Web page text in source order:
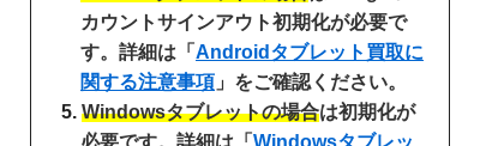
カウントサインアウト初期化が必要で
す。詳細は「 Androidタブレット買取に
関する注意事項 」をご確認ください。
Windowsタブレットの場合は初期化が
必要です。詳細は「 Windowsタブレッ